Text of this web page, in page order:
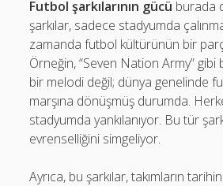
Futbol şarkılarının gücü burada
şarkılar, sadece stadyumda
zamanda futbol kültürünün bir
Örneğin, “Seven Nation Army”
bir melodi değil; dünya genelinde
marşına dönüşmüş durumda.
stadyumda yankılanıyor. Bu tür
evrenselliğini simgeliyor.
Ayrıca, bu şarkılar, takımların